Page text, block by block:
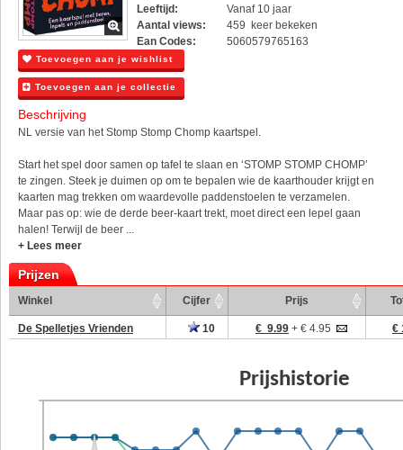
Leeftijd:
Vanaf 10 jaar
Aantal views:
459 keer bekeken
Ean Codes:
5060579765163
Toevoegen aan je wishlist
Toevoegen aan je collectie
Beschrijving
NL versie van het Stomp Stomp Chomp kaartspel.
Start het spel door samen op tafel te slaan en ‘STOMP STOMP CHOMP’
te zingen. Steek je duimen op om te bepalen wie de kaarthouder krijgt en
kaarten mag trekken om waardevolle paddenstoelen te verzamelen.
Maar pas op: wie de derde beer-kaart trekt, moet direct een lepel gaan
halen! Terwijl de beer ...
+ Lees meer
Prijzen
Winkel Cijfer Prijs
De Spelletjes Vrienden 10 € 9.99 + € 4.95 €